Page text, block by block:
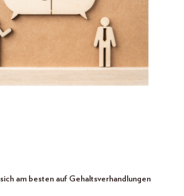
am besten auf Gehaltsverhandlungen